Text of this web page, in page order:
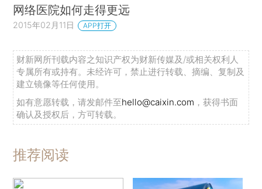
网络医院如何走得更远
2015年02月11日 APP打开
财新网所刊载内容之知识产权为财新传媒及/或相关权利人
专属所有或持有。未经许可，禁止进行转载、摘编、复制及
建立镜像等任何使用。
如有意愿转载，请发邮件至hello@caixin.com ，获得书面
确认及授权后，方可转载。
推荐阅读